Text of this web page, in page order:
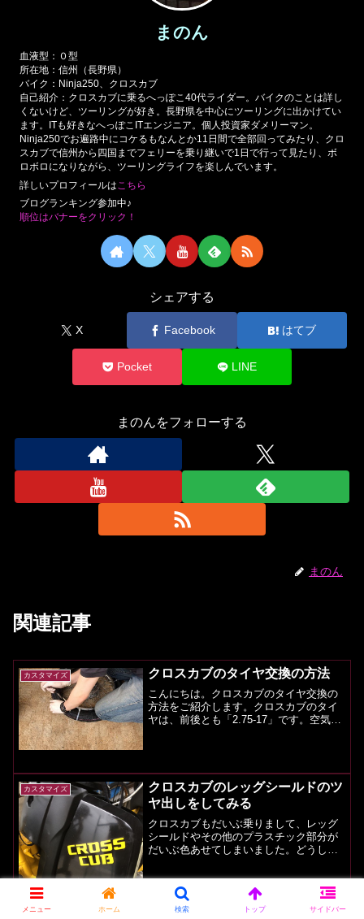
まのん
血液型：０型
所在地：信州（長野県）
バイク：Ninja250、クロスカブ
自己紹介：クロスカブに乗るへっぽこ40代ライダー。バイクのことは詳し
くないけど、ツーリングが好き。長野県を中心にツーリングに出かけてい
ます。ITも好きなへっぽこITエンジニア。個人投資家ダメリーマン。
Ninja250でお遍路中にコケるもなんとか11日間で全部回ってみたり、クロ
スカブで信州から四国までフェリーを乗り継いで1日で行って見たり、ボ
ロボロになりながら、ツーリングライフを楽しんでいます。
詳しいプロフィールは こちら
ブログランキング参加中♪
順位はバナーをクリック！
シェアする
X Facebook はてブ
Pocket LINE
まのんをフォローする
まのん
関連記事
カスタマイズ クロスカブのタイヤ交換の方法
こんにちは。クロスカブのタイヤ交換の
方法をご紹介します。クロスカブのタイ
ヤは、前後とも「2.75-17」です。空気圧
カスタマイズ
クロスカブのレッグシールドのツ
ヤ出しをしてみる
クロスカブもだいぶ乗りまして、レッグ
シールドやその他のプラスチック部分が
だいぶ色あせてしまいました。どうした
ことで防水をしようと思って買ってみた
スプレーの用途を見たら、「●自動車やオ
ートバイ、自転車、機械...
メニュー ホーム 検索 トップ サイドバー